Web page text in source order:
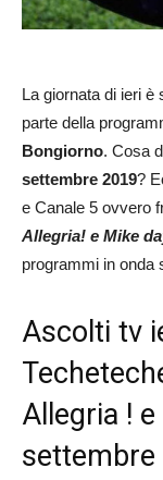
La giornata di ieri
parte della
Bongiorno. Cosa
settembre 2019?
e Canale 5 ovvero
Allegria! e Mike
programmi in onda
Ascolti tv
Allegria !
settembre